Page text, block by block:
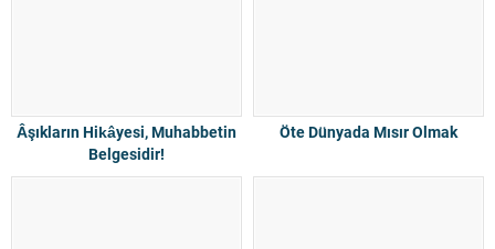
Âşıkların Hikâyesi, Muhabbetin
Belgesidir!
Öte Dünyada Mısır Olmak